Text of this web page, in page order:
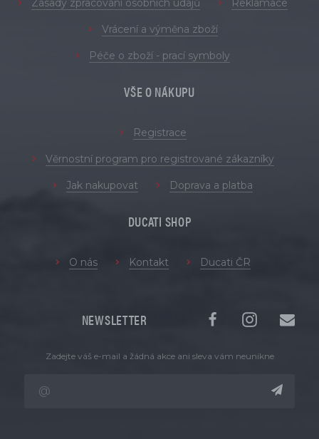
Zásady zpracování osobních údajů Reklamace
Vrácení a výměna zboží
Péče o zboží - prací symboly
VŠE O NÁKUPU
Registrace
Věrnostní program pro registrované zákazníky
Jak nakupovat Doprava a platba
DUCATI SHOP
O nás Kontakt Ducati ČR
NEWSLETTER
Zadejte váš e-mail a žádná akce ani sleva vám neunikne